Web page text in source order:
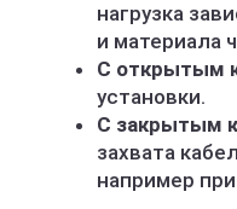
нагрузка
и материала
С открытым
установки.
С закрытым
захвата
например